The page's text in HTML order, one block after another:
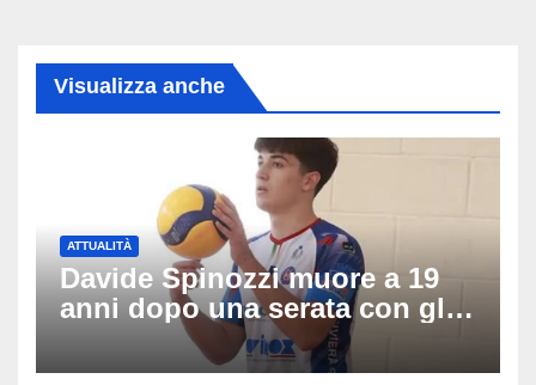
Visualizza anche
ATTUALITÀ
Davide Spinozzi muore a 19
anni dopo una serata con gli
amici: il mistero dello
schianto senza frenata